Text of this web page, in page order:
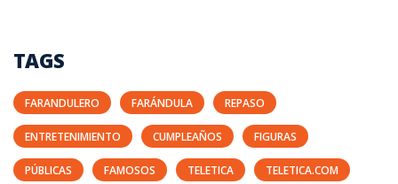
TAGS
FARANDULERO FARÁNDULA REPASO
ENTRETENIMIENTO CUMPLEAÑOS FIGURAS
PÚBLICAS FAMOSOS TELETICA TELETICA.COM